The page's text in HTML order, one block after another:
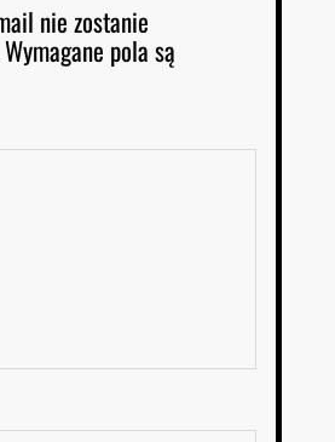
nie zostanie
Wymagane pola są